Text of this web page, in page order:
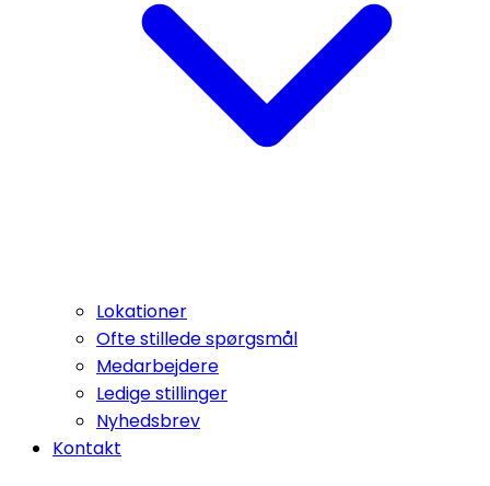
Lokationer
Ofte stillede spørgsmål
Medarbejdere
Ledige stillinger
Nyhedsbrev
Kontakt